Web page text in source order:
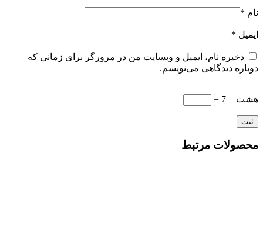
نام *
ایمیل *
ذخیره نام، ایمیل و وبسایت من در مرورگر برای زمانی که
دوباره دیدگاهی می‌نویسم.
هشت − 7 =
محصولات مرتبط